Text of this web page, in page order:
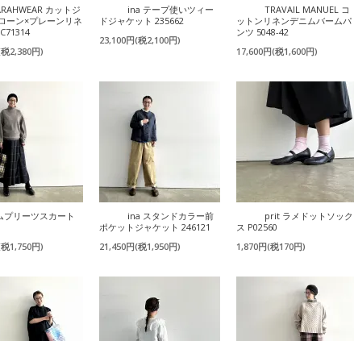
カットジ
ーン×プレーンリネ
2,380円)
ina テープ使いツィー
ドジャケット 235662
23,100円(税2,100円)
TRAVAIL MANUEL コ
ットンリネンデニムバームパ
ンツ 5048-42
17,600円(税1,600円)
プリーツスカート
1,750円)
ina スタンドカラー前
ポケットジャケット 246121
21,450円(税1,950円)
prit ラメドットソック
ス P02560
1,870円(税170円)